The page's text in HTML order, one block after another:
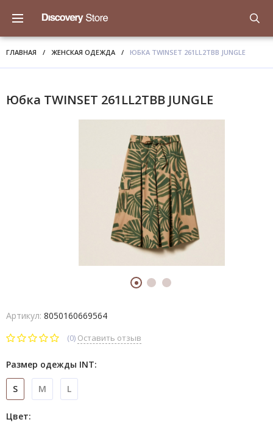
ГЛАВНАЯ / ЖЕНСКАЯ ОДЕЖДА / ЮБКА TWINSET 261LL2TBB JUNGLE
Юбка TWINSET 261LL2TBB JUNGLE
Артикул: 8050160669564
(0) Оставить отзыв
Размер одежды INT:
S M L
Цвет: